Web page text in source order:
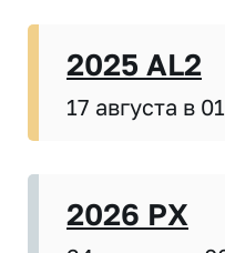
2025 AL2
17 августа в
2026 PX